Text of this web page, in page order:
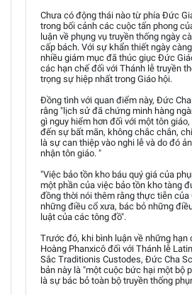
Chưa có động thái nào từ phía Đức
trong bối cảnh các cuộc tấn phong
luận về phụng vụ truyền thống ngày
cấp bách. Với sự khẩn thiết ngày
nhiều giám mục đã thúc giục Đức
các hạn chế đối với Thánh lễ truyền
trọng sự hiệp nhất trong Giáo hội.
Đồng tình với quan điểm này, Đức
rằng "lịch sử đã chứng minh hàng
gì nguy hiểm hơn đối với một tôn
đến sự bất mãn, không chắc chắn,
là sự can thiệp vào nghi lễ và do đó
nhận tôn giáo. "
"Việc bảo tồn kho báu quý giá của
một phần của việc bảo tồn kho tàng
đồng thời nói thêm rằng thực tiễn của
những điều cổ xưa, bác bỏ những
luật của các tông đồ".
Trước đó, khi bình luận về những hạn
Hoàng Phanxicô đối với Thánh lễ
Sắc Traditionis Custodes, Đức Cha
bản này là "một cuộc bức hại một bộ
là sự bác bỏ toàn bộ truyền thống